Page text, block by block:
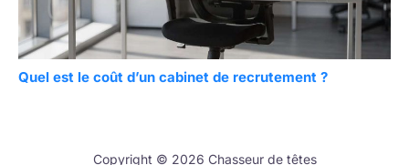
Quel est le coût d’un cabinet de recrutement ?
Copyright © 2026 Chasseur de têtes